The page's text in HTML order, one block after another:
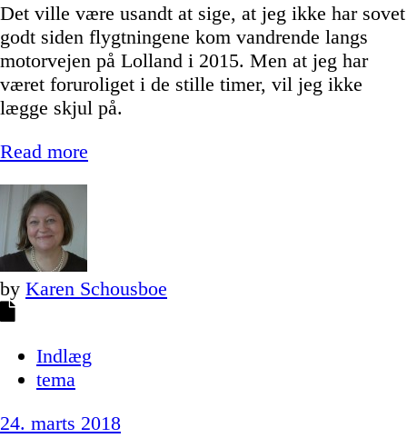
Det ville være usandt at sige, at jeg ikke har sovet
godt siden flygtningene kom vandrende langs
motorvejen på Lolland i 2015. Men at jeg har
været foruroliget i de stille timer, vil jeg ikke
lægge skjul på.
Read more
by Karen Schousboe
Indlæg
tema
24. marts 2018